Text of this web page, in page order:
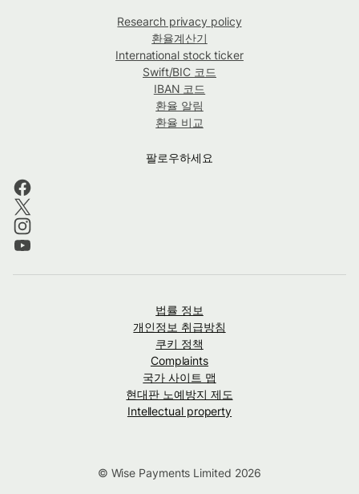
Research privacy policy
환율계산기
International stock ticker
Swift/BIC 코드
IBAN 코드
환율 알림
환율 비교
팔로우하세요
법률 정보
개인정보 취급방침
쿠키 정책
Complaints
국가 사이트 맵
현대판 노예방지 제도
Intellectual property
© Wise Payments Limited 2026